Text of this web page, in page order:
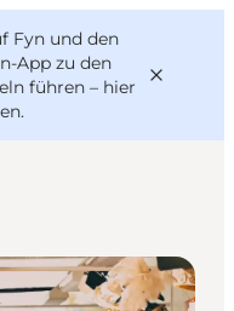
Fyn und den
App zu den
führen – hier
.